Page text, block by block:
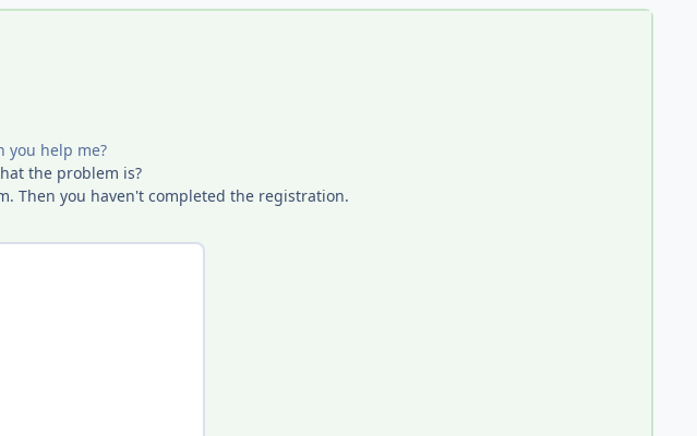
you help me?
the problem is?
Then you haven't completed the registration.